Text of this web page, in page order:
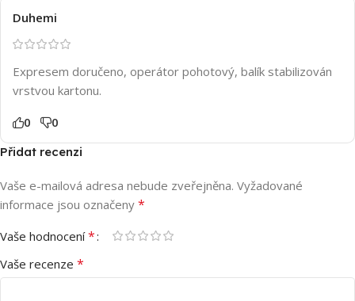
Duhemi
Expresem doručeno, operátor pohotový, balík stabilizován
vrstvou kartonu.
0 0
Přidat recenzi
Vaše e-mailová adresa nebude zveřejněna. Vyžadované
informace jsou označeny *
Vaše hodnocení*
Vaše recenze *